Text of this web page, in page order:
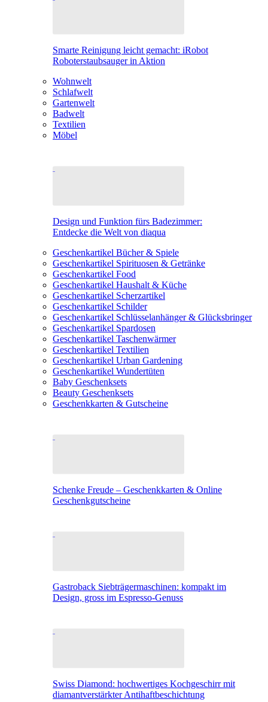
Smarte Reinigung leicht gemacht: iRobot
Roboterstaubsauger in Aktion
Wohnwelt
Schlafwelt
Gartenwelt
Badwelt
Textilien
Möbel
Design und Funktion fürs Badezimmer:
Entdecke die Welt von diaqua
Geschenkartikel Bücher & Spiele
Geschenkartikel Spirituosen & Getränke
Geschenkartikel Food
Geschenkartikel Haushalt & Küche
Geschenkartikel Scherzartikel
Geschenkartikel Schilder
Geschenkartikel Schlüsselanhänger & Glücksbringer
Geschenkartikel Spardosen
Geschenkartikel Taschenwärmer
Geschenkartikel Textilien
Geschenkartikel Urban Gardening
Geschenkartikel Wundertüten
Baby Geschenksets
Beauty Geschenksets
Geschenkkarten & Gutscheine
Schenke Freude – Geschenkkarten & Online
Geschenkgutscheine
Gastroback Siebträgermaschinen: kompakt im
Design, gross im Espresso-Genuss
Swiss Diamond: hochwertiges Kochgeschirr mit
diamantverstärkter Antihaftbeschichtung